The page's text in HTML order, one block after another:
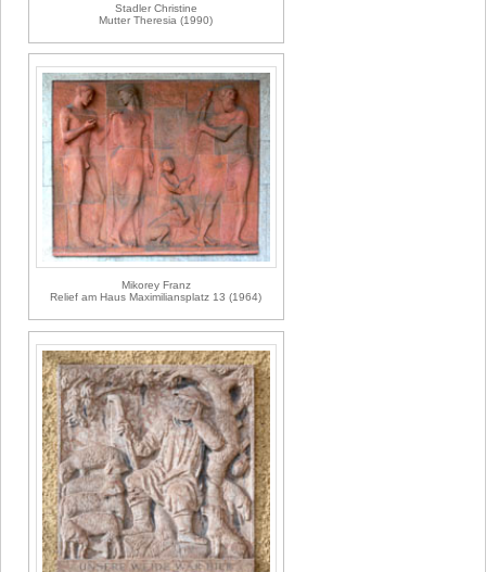
Stadler Christine
Mutter Theresia (1990)
Mikorey Franz
Relief am Haus Maximiliansplatz 13 (1964)